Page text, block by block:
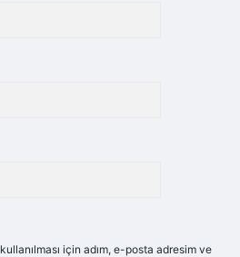
için adım, e-posta adresim ve